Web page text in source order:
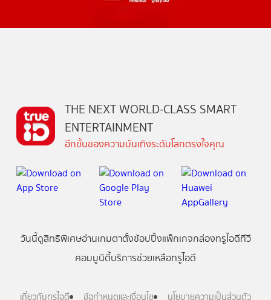
THE NEXT WORLD-CLASS SMART
ENTERTAINMENT
อีกขั้นของความบันเทิงระดับโลกตรงใจคุณ
วันนี้ดูสิทธิพิเศษอ่านเกมตาตั้งช้อปปิ้งแพ็กเกจกล่องทรูไอดีทีวี
คอมมูนิตี้บริการช่วยเหลือทรูไอดี
เกี่ยวกับทรูไอดี ข้อกำหนดและเงื่อนไข นโยบายความเป็นส่วนตัว